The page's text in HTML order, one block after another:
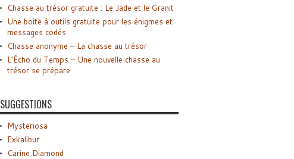
Chasse au trésor gratuite : Le Jade et le Granit
Une boîte à outils gratuite pour les énigmes et
messages codés
Chasse anonyme – La chasse au trésor
L’Écho du Temps – Une nouvelle chasse au
trésor se prépare
SUGGESTIONS
Mysteriosa
Exkalibur
Carine Diamond